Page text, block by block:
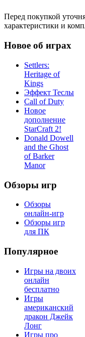
Перед покупкой
характеристики и
Новое об играх
Settlers:
Heritage of
Kings
Эффект Теслы
Call of Duty
Новое
дополнение
StarCraft 2!
Donald Dowell
and the Ghost
of Barker
Manor
Обзоры игр
Обзоры
онлайн-игр
Обзоры игр
для ПК
Популярное
Игры на двоих
онлайн
бесплатно
Игры
американский
дракон Джейк
Лонг
Игры про